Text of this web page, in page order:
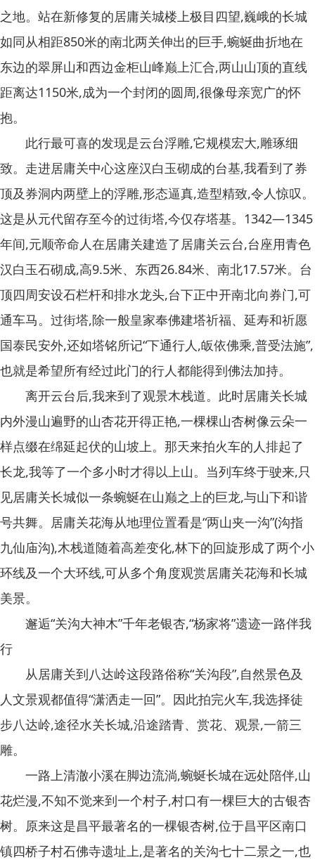
之地。站在新修复的居庸关城楼上极目四望,巍峨的长城
如同从相距850米的南北两关伸出的巨手,蜿蜒曲折地在
东边的翠屏山和西边金柜山峰巅上汇合,两山山顶的直线
距离达1150米,成为一个封闭的圆周,很像母亲宽广的怀
抱。
此行最可喜的发现是云台浮雕,它规模宏大,雕琢细
致。走进居庸关中心这座汉白玉砌成的台基,我看到了券
顶及券洞内两壁上的浮雕,形态逼真,造型精致,令人惊叹。
这是从元代留存至今的过街塔,今仅存塔基。1342—1345
年间,元顺帝命人在居庸关建造了居庸关云台,台座用青色
汉白玉石砌成,高9.5米、东西26.84米、南北17.57米。台
顶四周安设石栏杆和排水龙头,台下正中开南北向券门,可
通车马。过街塔,除一般皇家奉佛建塔祈福、延寿和祈愿
国泰民安外,还如塔铭所记“下通行人,皈依佛乘,普受法施”,
也就是希望所有经过此门的行人都能得到佛法加持。
离开云台后,我来到了观景木栈道。此时居庸关长城
内外漫山遍野的山杏花开得正艳,一棵棵山杏树像云朵一
样点缀在绵延起伏的山坡上。那天来拍火车的人排起了
长龙,我等了一个多小时才得以上山。当列车终于驶来,只
见居庸关长城似一条蜿蜒在山巅之上的巨龙,与山下和谐
号共舞。居庸关花海从地理位置看是“两山夹一沟”(沟指
九仙庙沟),木栈道随着高差变化,林下的回旋形成了两个小
环线及一个大环线,可从多个角度观赏居庸关花海和长城
美景。
邂逅“关沟大神木”千年老银杏,“杨家将”遗迹一路伴我
行
从居庸关到八达岭这段路俗称“关沟段”,自然景色及
人文景观都值得“潇洒走一回”。因此拍完火车,我选择徒
步八达岭,途径水关长城,沿途踏青、赏花、观景,一箭三
雕。
一路上清澈小溪在脚边流淌,蜿蜒长城在远处陪伴,山
花烂漫,不知不觉来到一个村子,村口有一棵巨大的古银杏
树。原来这是昌平最著名的一棵银杏树,位于昌平区南口
镇四桥子村石佛寺遗址上,是著名的关沟七十二景之一,也